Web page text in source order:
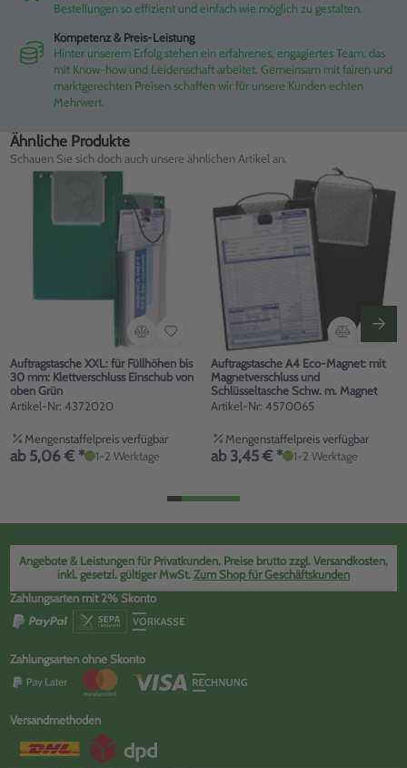
Bestellungen so effizient und einfach wie möglich zu gestalten.
Kompetenz & Preis-Leistung
Hinter unserem Erfolg stehen ein erfahrenes, engagiertes Team, das
mit Know-how und Leidenschaft arbeitet. Gemeinsam mit fairen und
marktgerechten Preisen schaffen wir für unsere Kunden echten
Mehrwert.
Ähnliche Produkte
Schauen Sie sich doch auch unsere ähnlichen Artikel an.
Auftragstasche XXL: für Füllhöhen bis
30 mm: Klettverschluss Einschub von
oben Grün
Artikel-Nr: 4372020
Mengenstaffelpreis verfügbar
ab 5,06 € * 1-2 Werktage
Auftragstasche A4 Eco-Magnet: mit
Magnetverschluss und
Schlüsseltasche Schw. m. Magnet
Artikel-Nr: 4570065
Mengenstaffelpreis verfügbar
ab 3,45 € * 1-2 Werktage
Angebote & Leistungen für Privatkunden. Preise brutto zzgl. Versandkosten,
inkl. gesetzl. gültiger MwSt. Zum Shop für Geschäftskunden
Zahlungsarten mit 2% Skonto
Zahlungsarten ohne Skonto
Versandmethoden